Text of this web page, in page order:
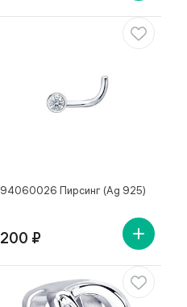
94060026 Пирсинг (Ag 925)
200 ₽